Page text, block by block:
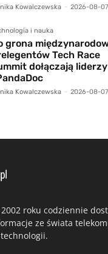
Kowalczewska - 2026-08-07
i nauka
grona
Tech Race
dołączają
Kowalczewska - 2026-08-07
roku codziennie
ze świata